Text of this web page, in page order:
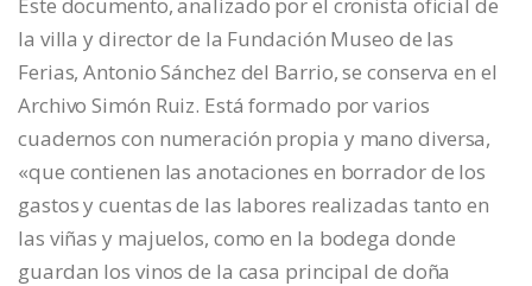
la villa y director de la Fundación Museo de las
Ferias, Antonio Sánchez del Barrio, se conserva en el
Archivo Simón Ruiz. Está formado por varios
cuadernos con numeración propia y mano diversa,
«que contienen las anotaciones en borrador de los
gastos y cuentas de las labores realizadas tanto en
las viñas y majuelos, como en la bodega donde
guardan los vinos de la casa principal de doña